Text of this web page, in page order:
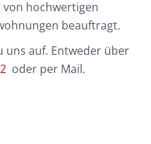
hochwertigen
beauftragt.
uns auf. Entweder über
oder per Mail.